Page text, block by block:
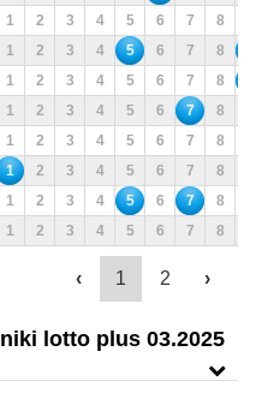
1 2 3 4 5 6 7 8
1 2 3 4 5 6 7 8
1 2 3 4 5 6 7 8
1 2 3 4 5 6 7 8
1 2 3 4 5 6 7 8
1 2 3 4 5 6 7 8
1 2 3 4 5 6 7 8
1 2 3 4 5 6 7 8
‹ 1 2 ›
lotto plus 03.2025